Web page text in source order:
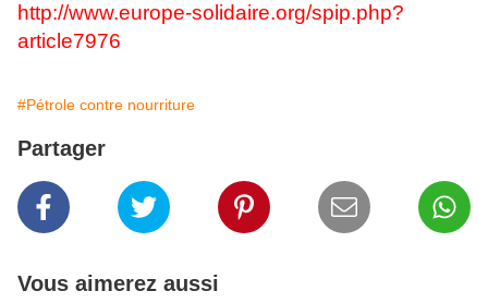
http://www.europe-solidaire.org/spip.php?
article7976
#Pétrole contre nourriture
Partager
Vous aimerez aussi